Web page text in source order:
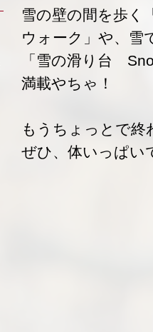
雪の壁の間を歩く
ウォーク」や、
「雪の滑り台
満載やちゃ！
もうちょっとで終
ぜひ、体いっぱい